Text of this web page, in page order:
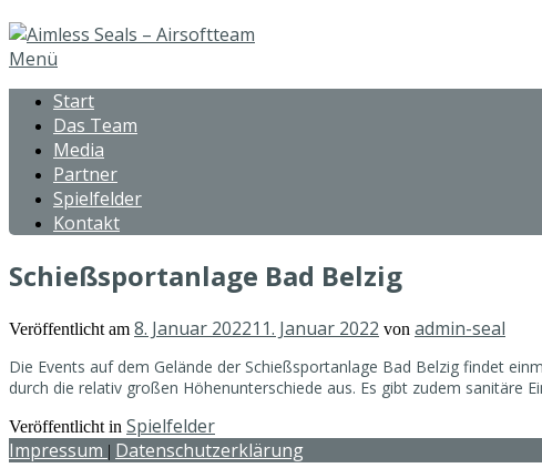
Zum
Inhalt
Menü
Start
Das Team
Media
Partner
Spielfelder
Kontakt
Schießsportanlage Bad Belzig
Veröffentlicht am 8. Januar 202211. Januar 2022 von admin-seal
Die Events auf dem Gelände der Schießsportanlage Bad Belzig findet
durch die relativ großen Höhenunterschiede aus. Es gibt zudem sanitäre
Veröffentlicht in Spielfelder
Impressum | Datenschutzerklärung